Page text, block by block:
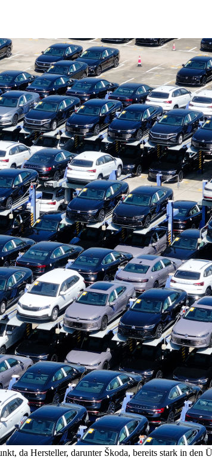
da Hersteller, darunter Škoda, bereits stark in den